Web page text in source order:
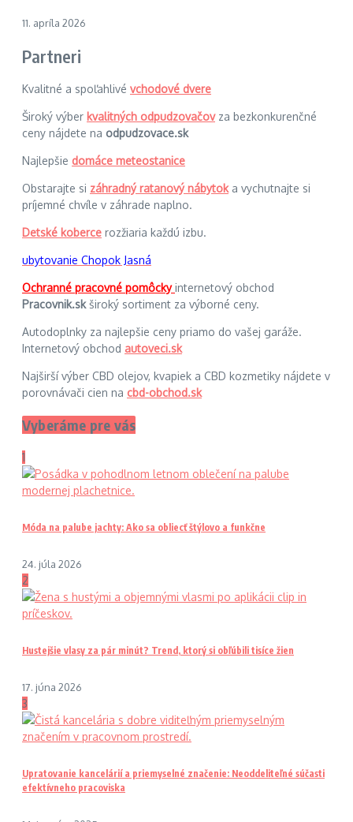
11. apríla 2026
Partneri
Kvalitné a spoľahlivé vchodové dvere
Široký výber kvalitných odpudzovačovza bezkonkurenčné
ceny nájdete na odpudzovace.sk
Najlepšie domáce meteostanice
Obstarajte si záhradný ratanový nábytoka vychutnajte si
príjemné chvíle v záhrade naplno.
Detské koberce rozžiaria každú izbu.
ubytovanie Chopok Jasná
Ochranné pracovné pomôckyinternetový obchod
Pracovnik.skširoký sortiment za výborné ceny.
Autodoplnky za najlepšie ceny priamo do vašej garáže.
Internetový obchod autoveci.sk
Najširší výber CBD olejov, kvapiek a CBD kozmetiky nájdete v
porovnávači cien na cbd-obchod.sk
Vyberáme pre vás
1
Móda na palube jachty: Ako sa obliecť štýlovo a funkčne
24. júla 2026
2
Hustejšie vlasy za pár minút? Trend, ktorý si obľúbili tisíce žien
17. júna 2026
3
Upratovanie kancelárií a priemyselné značenie: Neoddeliteľné súčasti
efektívneho pracoviska